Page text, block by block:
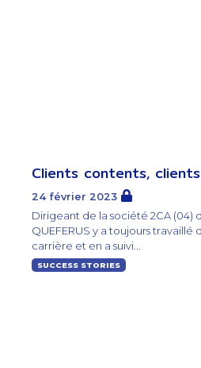
Clients contents,
24 février 2023
Dirigeant de la société 2CA (04)
QUEFERUS y a toujours travaillé
carrière et en a suivi...
SUCCESS STORIES